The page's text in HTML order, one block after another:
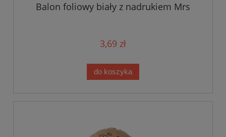
Balon foliowy biały z nadrukiem Mrs
3,69 zł
do koszyka